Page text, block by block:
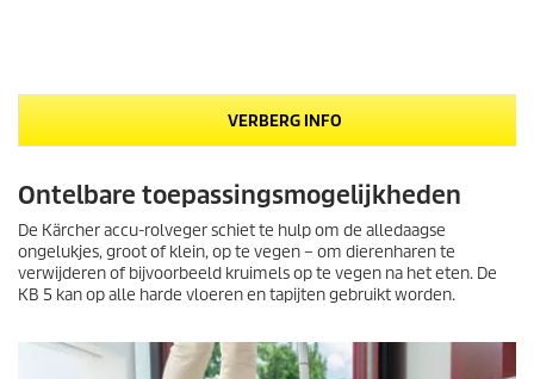
Ontelbare toepassingsmogelijkheden
De Kärcher accu-rolveger schiet te hulp om de alledaagse
ongelukjes, groot of klein, op te vegen – om dierenharen te
verwijderen of bijvoorbeeld kruimels op te vegen na het eten. De
KB 5 kan op alle harde vloeren en tapijten gebruikt worden.